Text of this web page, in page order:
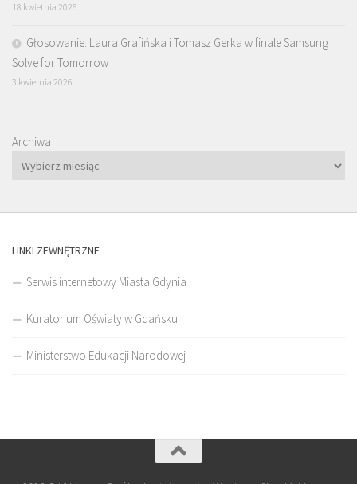
18 kwietnia 2026
Głosowanie: Laura Grafińska i Tomasz Gerka w finale Samsung
Solve for Tomorrow
3 kwietnia 2026
Archiwa
LINKI ZEWNĘTRZNE
Serwis internetowy Miasta Gdynia
Kuratorium Oświaty w Gdańsku
Ministerstwo Edukacji Narodowej